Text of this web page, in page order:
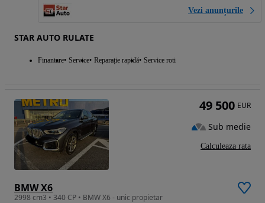
Vezi anunțurile
STAR AUTO RULATE
Finantare Service Reparație rapidă Service roti
BMW X6
2998 cm3 • 340 CP • BMW X6 - unic propietar
49 500 EUR
Sub medie
Calculeaza rata